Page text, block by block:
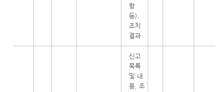
항
등),
조치
결과
신고
목록
및 내
용, 조